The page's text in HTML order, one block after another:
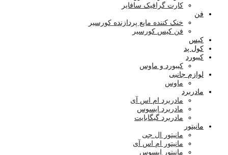
کارت گرافیک سافایر
فن
خنک کننده مایع پردازنده کورسیر
فن کیس کورسیر
کیس
کول پد
کیبورد
کیبورد و ماوس
لوازم جانبی
ماوس
مادربرد
مادربرد ام اس آی
مادربرد ایسوس
مادربرد گیگابایت
مانیتور
مانیتور ال جی
مانیتور ام اس آی
مانیتور ایسوس